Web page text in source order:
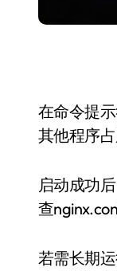
在命令提
其他程序
启动成功
查
若需长期